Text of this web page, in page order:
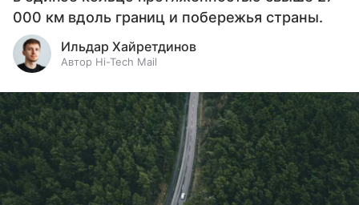
000 км вдоль границ и побережья страны.
Ильдар Хайретдинов
Автор Hi-Tech Mail